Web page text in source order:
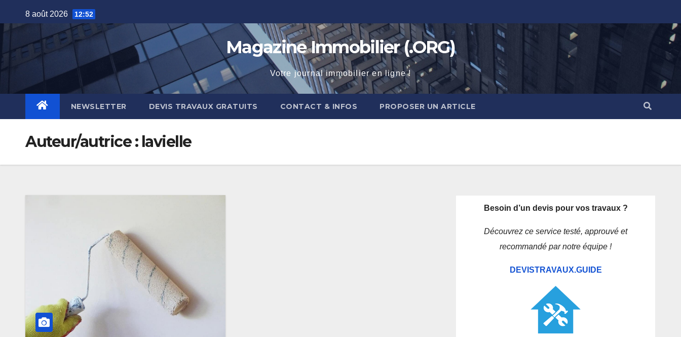
to
8 août 2026 12:52
Magazine Immobilier (.ORG)
Votre journal immobilier en ligne !
NEWSLETTER DEVIS TRAVAUX GRATUITS CONTACT & INFOS PROPOSER UN ARTICLE
Auteur/autrice : lavielle
Besoin d’un devis pour vos travaux ?
Découvrez ce service testé, approuvé et
recommandé par notre équipe !
DEVISTRAVAUX.GUIDE